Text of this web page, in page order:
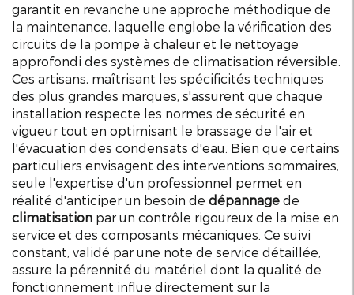
garantit en revanche une approche méthodique de
la maintenance, laquelle englobe la vérification des
circuits de la pompe à chaleur et le nettoyage
approfondi des systèmes de climatisation réversible.
Ces artisans, maîtrisant les spécificités techniques
des plus grandes marques, s'assurent que chaque
installation respecte les normes de sécurité en
vigueur tout en optimisant le brassage de l'air et
l'évacuation des condensats d'eau. Bien que certains
particuliers envisagent des interventions sommaires,
seule l'expertise d'un professionnel permet en
réalité d'anticiper un besoin de dépannage de
climatisation par un contrôle rigoureux de la mise en
service et des composants mécaniques. Ce suivi
constant, validé par une note de service détaillée,
assure la pérennité du matériel dont la qualité de
fonctionnement influe directement sur la